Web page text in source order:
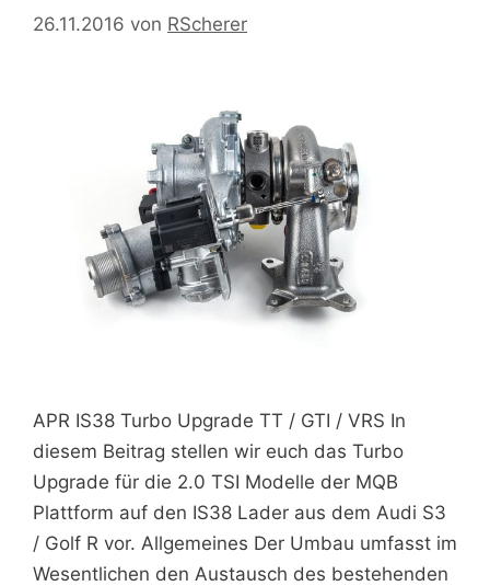
26.11.2016 von RScherer
APR IS38 Turbo Upgrade TT / GTI / VRS In
diesem Beitrag stellen wir euch das Turbo
Upgrade für die 2.0 TSI Modelle der MQB
Plattform auf den IS38 Lader aus dem Audi S3
/ Golf R vor. Allgemeines Der Umbau umfasst im
Wesentlichen den Austausch des bestehenden